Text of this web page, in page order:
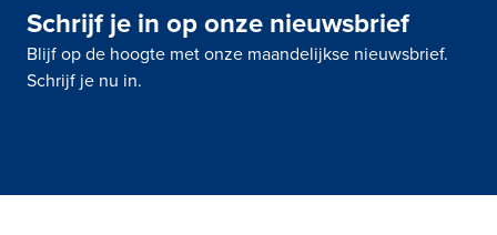
Schrijf je in op onze nieuwsbrief
Blijf op de hoogte met onze maandelijkse nieuwsbrief.
Schrijf je nu in.